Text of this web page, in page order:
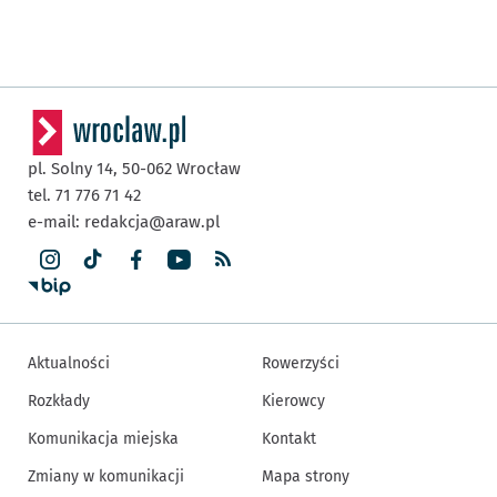
pl. Solny 14, 50-062 Wrocław
tel. 71 776 71 42
e-mail: redakcja@araw.pl
Aktualności
Rozkłady
Komunikacja miejska
Zmiany w komunikacji
Rowerzyści
Kierowcy
Kontakt
Mapa strony